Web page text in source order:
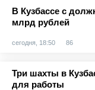
В Кузбассе с
млрд рублей
сегодня, 18:50 86
Три шахты в
для работы